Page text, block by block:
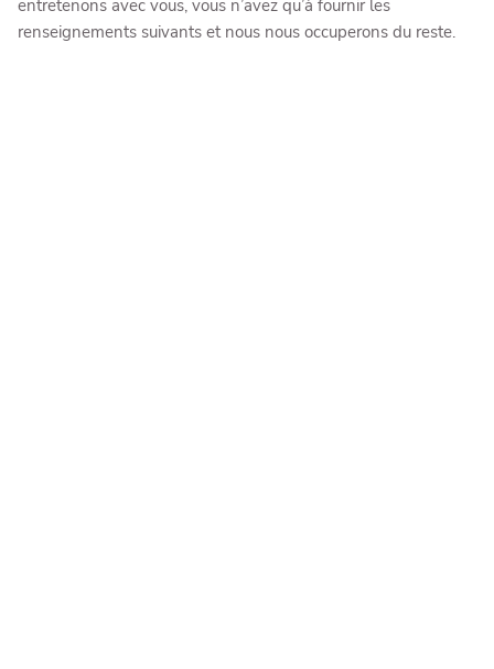
entretenons avec vous, vous n’avez qu’à fournir les
renseignements suivants et nous nous occuperons du reste.